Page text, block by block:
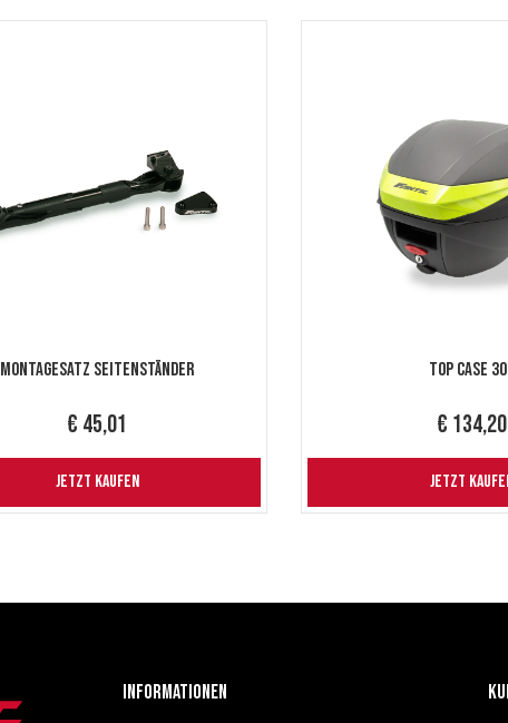
Montagesatz Seitenständer
€ 45,01
JETZT KAUFEN
Top Case
€ 134,20
JETZT
Informationen